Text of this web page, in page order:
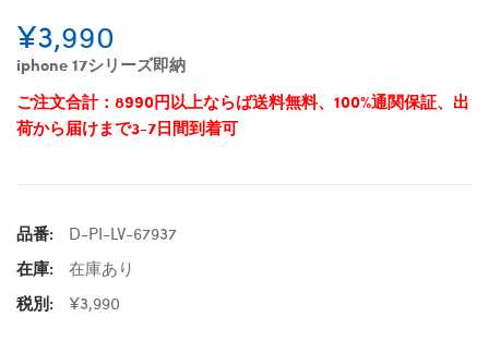
¥3,990
iphone 17シリーズ即納
ご注文合計：8990円以上ならば送料無料、100%通関保証、出
荷から届けまで3-7日間到着可
品番:
D-PI-LV-67937
在庫:
在庫あり
税別:
¥3,990